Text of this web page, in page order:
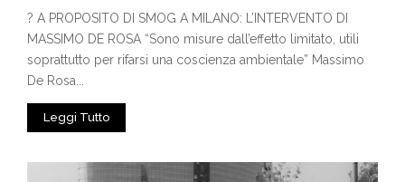
? A PROPOSITO DI SMOG A MILANO: L’INTERVENTO DI
MASSIMO DE ROSA “Sono misure dall’effetto limitato, utili
soprattutto per rifarsi una coscienza ambientale” Massimo
De Rosa...
Leggi Tutto